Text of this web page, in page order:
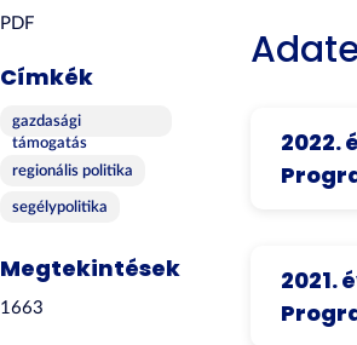
PDF
Címkék
gazdasági
támogatás
regionális politika
segélypolitika
Megtekintések
1663
2022.
2021.